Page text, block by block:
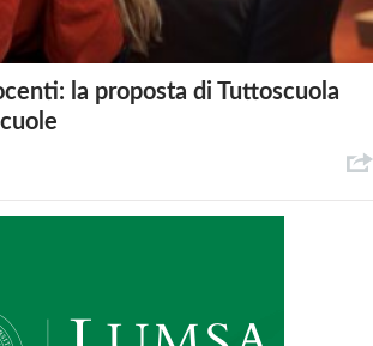
la proposta di Tuttoscuola